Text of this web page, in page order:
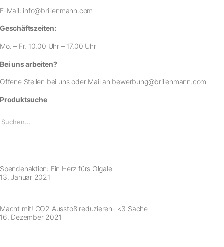
E-Mail: info@brillenmann.com
Geschäftszeiten:
Mo. – Fr. 10.00 Uhr – 17.00 Uhr
Bei uns arbeiten?
Offene Stellen bei unsoder Mail an bewerbung@brillenmann.com
Produktsuche
Spendenaktion: Ein Herz fürs Olgale
13. Januar 2021
Macht mit! CO2 Ausstoß reduzieren- <3 Sache
16. Dezember 2021